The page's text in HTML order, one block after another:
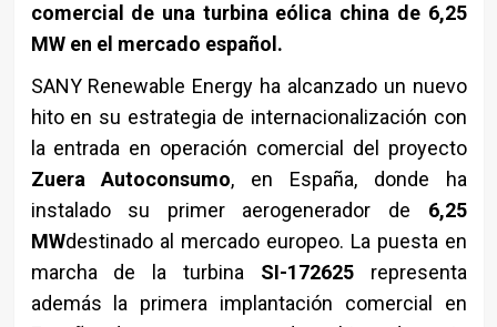
comercial de una turbina eólica china de 6,25
MW en el mercado español.
SANY Renewable Energy ha alcanzado un nuevo
hito en su estrategia de internacionalización con
la entrada en operación comercial del proyecto
Zuera Autoconsumo, en España, donde ha
instalado su primer aerogenerador de 6,25
MWdestinado al mercado europeo. La puesta en
marcha de la turbina SI-172625representa
además la primera implantación comercial en